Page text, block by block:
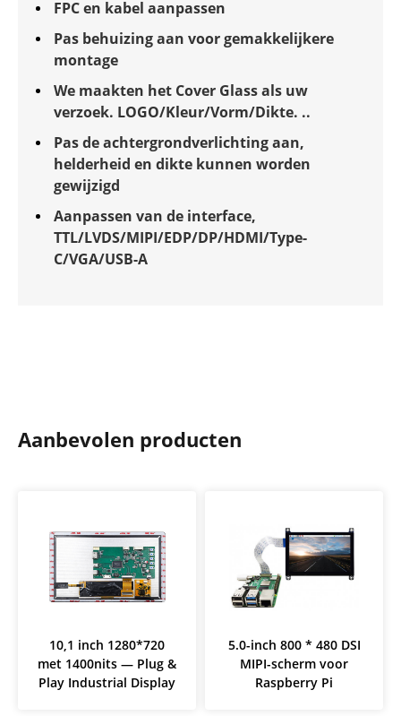
FPC en kabel aanpassen
Pas behuizing aan voor gemakkelijkere
montage
We maakten het Cover Glass als uw
verzoek. LOGO/Kleur/Vorm/Dikte. ..
Pas de achtergrondverlichting aan,
helderheid en dikte kunnen worden
gewijzigd
Aanpassen van de interface,
TTL/LVDS/MIPI/EDP/DP/HDMI/Type-
C/VGA/USB-A
Aanbevolen producten
10,1 inch 1280*720
met 1400nits — Plug &
Play Industrial Display
5.0-inch 800 * 480 DSI
MIPI-scherm voor
Raspberry Pi